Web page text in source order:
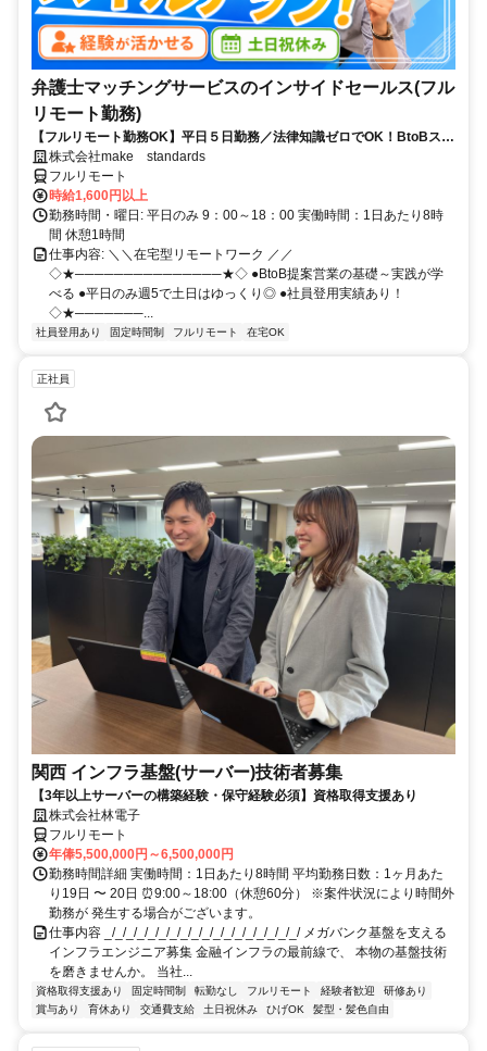
弁護士マッチングサービスのインサイドセールス(フル
リモート勤務)
【フルリモート勤務OK】平日５日勤務／法律知識ゼロでOK！BtoBスキ
ルが身につく営業職
株式会社make standards
フルリモート
時給1,600円以上
勤務時間・曜日: 平日のみ 9：00～18：00 実働時間：1日あたり8時
間 休憩1時間
仕事内容: ＼＼在宅型リモートワーク ／／
◇★───────────────★◇ ●BtoB提案営業の基礎～実践が学
べる ●平日のみ週5で土日はゆっくり◎ ●社員登用実績あり！
◇★───────...
社員登用あり 固定時間制 フルリモート 在宅OK
正社員
関西 インフラ基盤(サーバー)技術者募集
【3年以上サーバーの構築経験・保守経験必須】資格取得支援あり
株式会社林電子
フルリモート
年俸5,500,000円～6,500,000円
勤務時間詳細 実働時間：1日あたり8時間 平均勤務日数：1ヶ月あた
り19日 〜 20日 ⏰9:00～18:00（休憩60分） ※案件状況により時間外
勤務が 発生する場合がございます。
仕事内容 _/_/_/_/_/_/_/_/_/_/_/_/_/_/_/_/_/_/ メガバンク基盤を支える
インフラエンジニア募集 金融インフラの最前線で、 本物の基盤技術
を磨きませんか。 当社...
資格取得支援あり 固定時間制 転勤なし フルリモート 経験者歓迎
研修あり
賞与あり
育休あり 交通費支給 土日祝休み ひげOK 髪型・髪色自由